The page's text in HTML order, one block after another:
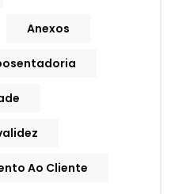
Anexos
Ao Cliente